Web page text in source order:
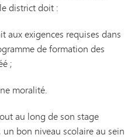
district doit :
aux exigences requises dans
de formation des
;
moralité.
au long de son stage
bon niveau scolaire au sein